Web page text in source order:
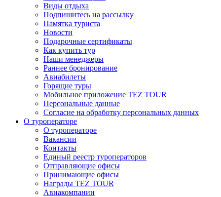
Виды отдыха
Подпишитесь на рассылку
Памятка туриста
Новости
Подарочные сертификаты
Как купить тур
Наши менеджеры
Раннее бронирование
Авиабилеты
Горящие туры
Мобильное приложение TEZ TOUR
Персональные данные
Согласие на обработку персональных данных
О туроператоре
О туроператоре
Вакансии
Контакты
Единый реестр туроператоров
Отправляющие офисы
Принимающие офисы
Награды TEZ TOUR
Авиакомпании